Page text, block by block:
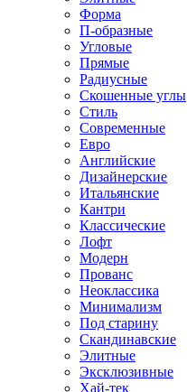
Форма
П-образные
Угловые
Прямые
Радиусные
Скошенные углы
Стиль
Современные
Евро
Английские
Дизайнерские
Итальянские
Кантри
Классические
Лофт
Модерн
Прованс
Неоклассика
Минимализм
Под старину
Скандинавские
Элитные
Эксклюзивные
Хай-тек